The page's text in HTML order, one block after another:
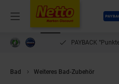
Menü
PAYBACK
Bad Weiteres Bad-Zubehör